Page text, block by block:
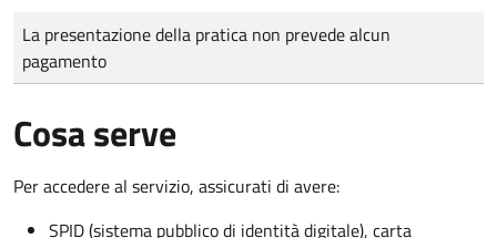
Tipo di pagamento
Importo
La presentazione della pratica non prevede alcun
pagamento
Cosa serve
Per accedere al servizio, assicurati di avere:
SPID (sistema pubblico di identità digitale), carta